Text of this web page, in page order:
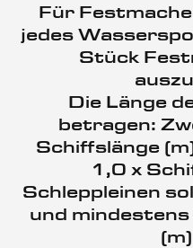
Für
jedes
Stück
Die Länge
betragen:
Schiffslänge
1,0 x
Schleppleinen
und